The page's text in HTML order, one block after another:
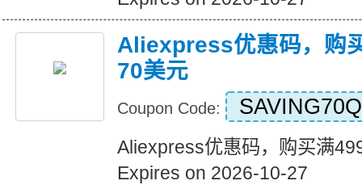
Aliexpress优惠码，购
70美元
Coupon Code: SAVING70Q
Aliexpress优惠码，购买满
Expires on 2026-10-27